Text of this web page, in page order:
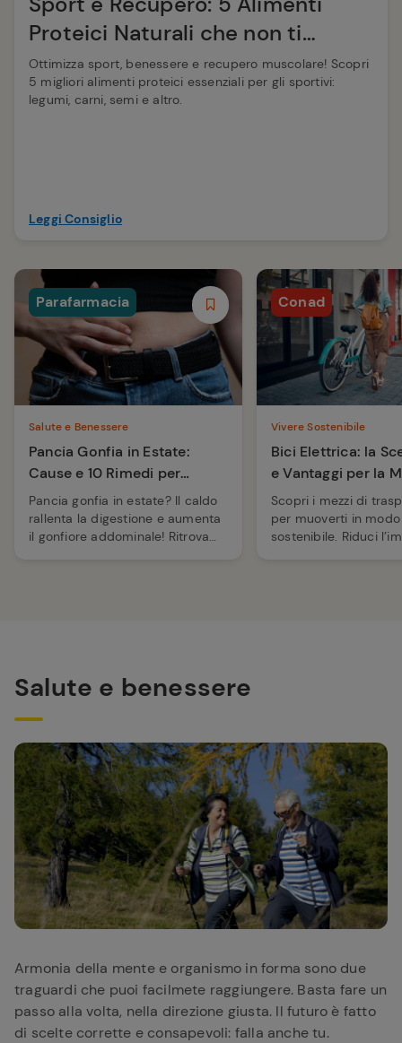
Proteici Naturali che non ti
aspetti
Ottimizza sport, benessere e recupero muscolare! Scopri
5 migliori alimenti proteici essenziali per gli sportivi:
legumi, carni, semi e altro.
Leggi Consiglio
Parafarmacia
Salute e Benessere
Pancia Gonfia in Estate:
Cause e 10 Rimedi per
Sgonfiarsi
Pancia gonfia in estate? Il caldo
rallenta la digestione e aumenta
il gonfiore addominale! Ritrova
Conad
Vivere Sostenibile
Bici Elettrica: la
e Vantaggi per la
Sosteni...
Scopri i mezzi di
per muoverti in modo
sostenibile. Riduci
Salute e benessere
Armonia della mente e organismo in forma sono due
traguardi che puoi facilmete raggiungere. Basta fare un
passo alla volta, nella direzione giusta. Il futuro è fatto
di scelte corrette e consapevoli: falla anche tu.